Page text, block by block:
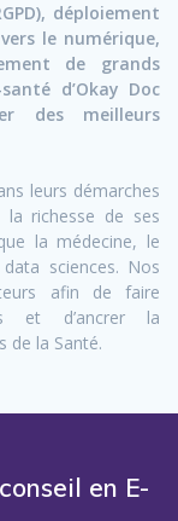
déploiement
le numérique,
de grands
d’Okay Doc
des meilleurs
leurs démarches
richesse de ses
la médecine, le
sciences. Nos
afin de faire
et d’ancrer la
de la Santé.
en E-